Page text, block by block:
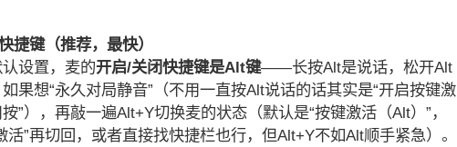
捷键（推荐，最快）
设置，麦的开启/关闭快捷键是Alt键——长按Alt是说话，松开Alt
果想“永久对局静音”（不用一直按Alt说话的话其实是“开启按键激
”），再敲一遍Alt+Y切换麦的状态（默认是“按键激活（Alt）”，
活”再切回，或者直接找快捷栏也行，但Alt+Y不如Alt顺手紧急）。